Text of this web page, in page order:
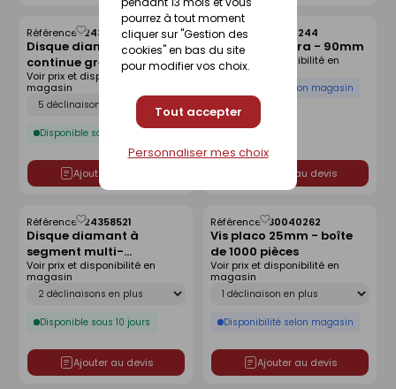
pourrez à tout moment
cliquer sur "Gestion des
cookies" en bas du site
pour modifier vos choix.
Tout accepter
Personnaliser mes choix
Disque diamant à jante
continue grès cérame H7
- 200x30/25.4/22.23mm
Référence :24358910
Déclinaison
Disponible sous 10 jours
Voir prix et disponibilité en
magasin
Ajouter au devis
Enregistrer
comme
liste
Mélangeur ultra - 90mm
Référence : 21740244
Disponibilité selon magasin
Voir prix et disponibilité en
magasin
Ajouter au devis
Enregistrer
comme
Disque diamant à
segment multi-
matériaux - 125x22,2mm
Référence :24358521
Déclinaison
Disponible sous 10 jours
Voir prix et disponibilité en
magasin
Ajouter au devis
Enregistrer
comme
liste
Vis placo 25mm - boîte
de 1000 pièces
Référence :30040262
Déclinaison
Disponibilité selon magasin
Voir prix et disponibilité en
magasin
Ajouter au devis
Enregistrer
comme
liste